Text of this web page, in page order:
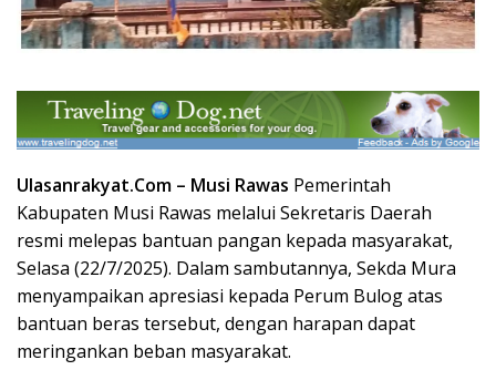
Ulasanrakyat.Com – Musi Rawas Pemerintah
Kabupaten Musi Rawas melalui Sekretaris Daerah
resmi melepas bantuan pangan kepada masyarakat,
Selasa (22/7/2025). Dalam sambutannya, Sekda Mura
menyampaikan apresiasi kepada Perum Bulog atas
bantuan beras tersebut, dengan harapan dapat
meringankan beban masyarakat.